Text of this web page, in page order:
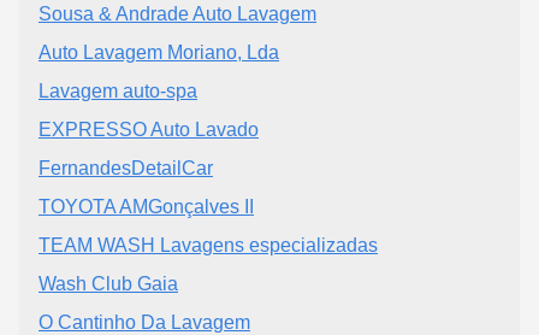
Sousa & Andrade Auto Lavagem
Auto Lavagem Moriano, Lda
Lavagem auto-spa
EXPRESSO Auto Lavado
FernandesDetailCar
TOYOTA AMGonçalves II
TEAM WASH Lavagens especializadas
Wash Club Gaia
O Cantinho Da Lavagem